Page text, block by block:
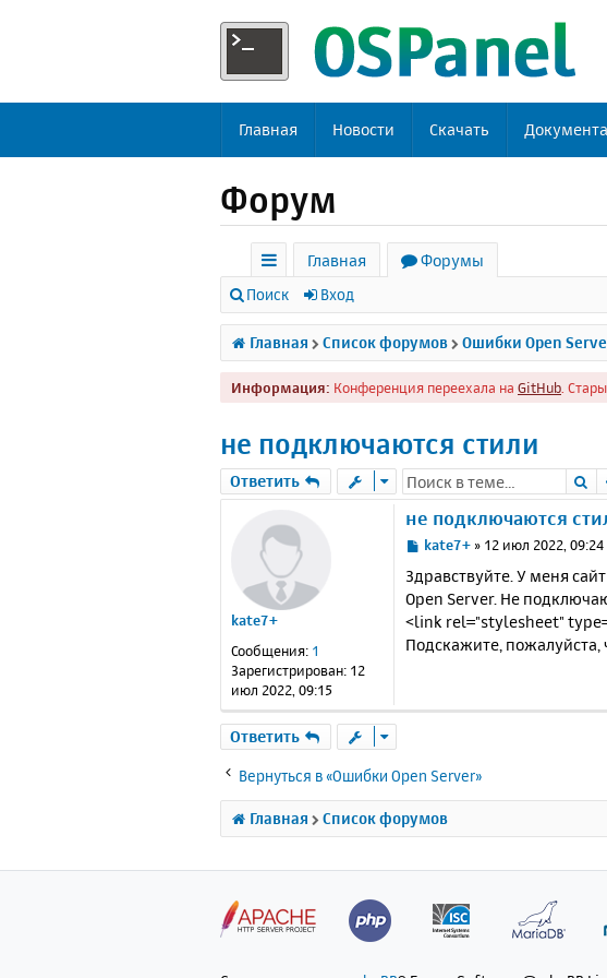
Главная Новости Скачать
Форум
с
ы
л
к
Главная
Форумы
Поиск Вход
Главная Список форумов Ошибки Open
Информация: Конференция переехала на GitHub .
не подключаются стили
Ответить
kate7+
Сообщения: 1
Зарегистрирован: 12
июл 2022, 09:15
не подключаются
С
о
б
щ
е
kate7+ » 12 июл 2022, 09:24
Здравствуйте. У меня
Open Server. Не
<link rel="stylesheet"
Подскажите, пожалуйста,
Ответить
Вернуться в «Ошибки Open Server»
Главная Список форумов